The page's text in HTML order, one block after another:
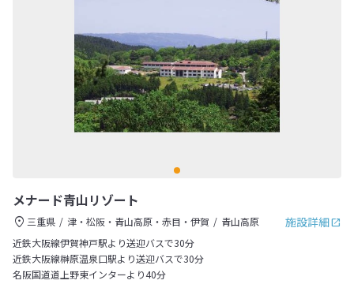
メナード青山リゾート
施設詳細
三重県 津・松阪・青山高原・赤目・伊賀
青山高原
近鉄大阪線伊賀神戸駅より送迎バスで30分
近鉄大阪線榊原温泉口駅より送迎バスで30分
名阪国道道上野東インターより40分